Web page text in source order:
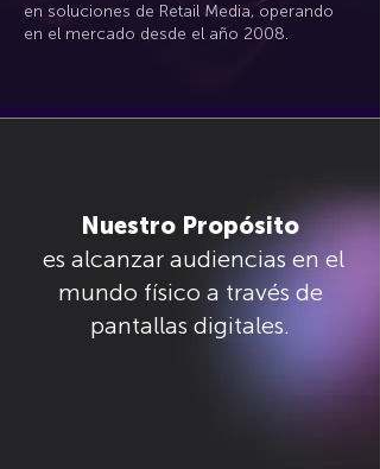
en soluciones de Retail Media, operando
en el mercado desde el año 2008.
Nuestro Propósito
es alcanzar audiencias en el
mundo físico a través de
pantallas digitales.